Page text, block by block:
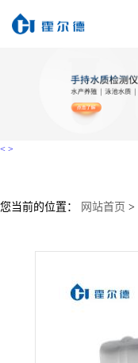
< >
您当前的位置： 网站首页 >